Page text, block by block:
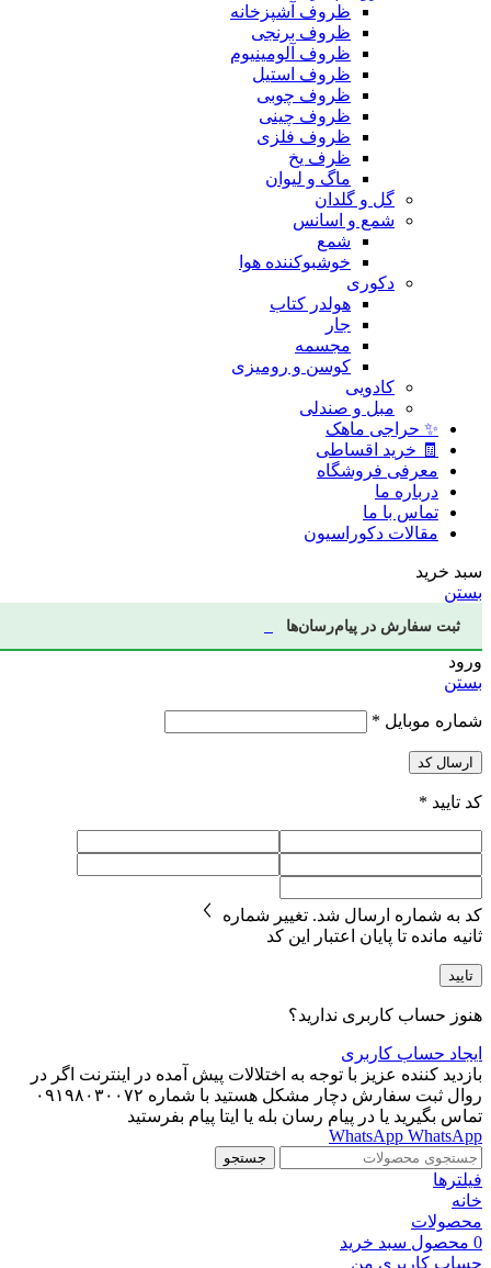
ظروف آشپزخانه
ظروف برنجی
ظروف آلومینیوم
ظروف استیل
ظروف چوبی
ظروف چینی
ظروف فلزی
ظرف یخ
ماگ و لیوان
گل و گلدان
شمع و اسانس
شمع
خوشبوکننده هوا
دکوری
هولدر کتاب
جار
مجسمه
کوسن و رومیزی
کادویی
مبل و صندلی
✨ حراجی ماهک
🧾 خرید اقساطی
معرفی فروشگاه
درباره ما
تماس با ما
مقالات دکوراسیون
سبد خرید
بستن
ثبت سفارش در پیام‌رسان‌ها
ورود
بستن
شماره موبایل *
ارسال کد
کد تایید *
کد به شماره ارسال شد. تغییر شماره
ثانیه مانده تا پایان اعتبار این کد
تایید
هنوز حساب کاربری ندارید؟
ایجاد حساب کاربری
بازدید کننده عزیز با توجه به اختلالات پیش آمده در اینترنت اگر در
روال ثبت سفارش دچار مشکل هستید با شماره ۰۹۱۹۸۰۳۰۰۷۲
تماس بگیرید یا در پیام رسان بله یا ایتا پیام بفرستید
WhatsApp WhatsApp
جستجو
فیلترها
خانه
محصولات
0 محصول سبد خرید
حساب کاربری من